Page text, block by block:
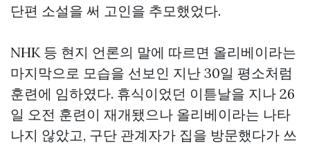
단편 소설을 써 고인을 추모했었다.
NHK 등 현지 언론의 말에 따르면 올리베이라는
마지막으로 모습을 선보인 지난 30일 평소처럼
훈련에 임하였다. 휴식이었던 이튿날을 지나 26
일 오전 훈련이 재개됐으나 올리베이라는 나타
나지 않았고, 구단 관계자가 집을 방문했다가 쓰